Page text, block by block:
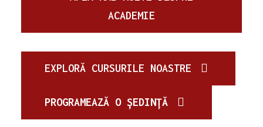
ACADEMIE
EXPLORĂ CURSURILE NOASTRE
PROGRAMEAZĂ O ȘEDINȚĂ